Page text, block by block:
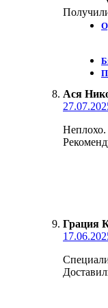
Ася
Неплохо.
Грация